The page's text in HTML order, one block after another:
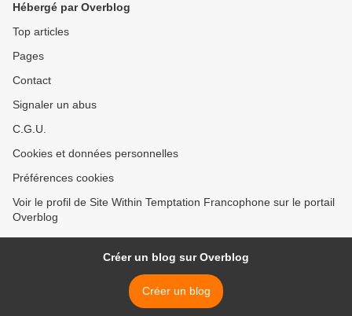
Hébergé par Overblog
Top articles
Pages
Contact
Signaler un abus
C.G.U.
Cookies et données personnelles
Préférences cookies
Voir le profil de Site Within Temptation Francophone sur le portail
Overblog
Créer un blog sur Overblog
Créer un blog